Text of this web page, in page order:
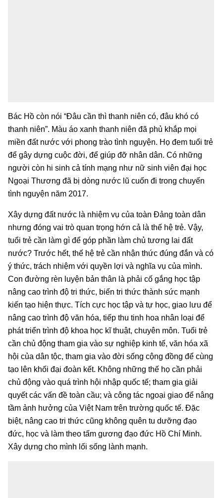
Bác Hồ còn nói “Đâu cần thì thanh niên có, đâu khó có
thanh niên”. Màu áo xanh thanh niên đã phủ khắp mọi
miền đất nước với phong trào tình nguyện. Họ đem tuổi trẻ
để gây dựng cuộc đời, để giúp đỡ nhân dân. Có những
người còn hi sinh cả tính mạng như nữ sinh viên đại học
Ngoại Thương đã bị dòng nước lũ cuốn đi trong chuyến
tình nguyện năm 2017.
Xây dựng đất nước là nhiệm vụ của toàn Đảng toàn dân
nhưng đóng vai trò quan trọng hớn cả là thế hệ trẻ. Vậy,
tuổi trẻ cần làm gì để góp phần làm chủ tương lai đất
nước? Trước hết, thế hệ trẻ cần nhận thức đúng đắn và có
ý thức, trách nhiệm với quyền lợi và nghĩa vụ của mình.
Con đường rèn luyện bản thân là phải cố gắng học tập
nâng cao trình độ tri thức, biến tri thức thành sức mạnh
kiến tạo hiện thực. Tích cực học tập và tự học, giao lưu để
nâng cao trình độ văn hóa, tiếp thu tinh hoa nhân loại để
phát triển trình độ khoa học kĩ thuật, chuyên môn. Tuổi trẻ
cần chủ động tham gia vào sự nghiệp kinh tế, văn hóa xã
hội của dân tộc, tham gia vào đời sống cộng đồng để cùng
tạo lên khối đại đoàn kết. Không những thế họ cần phải
chủ động vào quá trình hội nhập quốc tế; tham gia giải
quyết các vấn đề toàn cầu; và công tác ngoại giao để nâng
tầm ảnh hưởng của Việt Nam trên trường quốc tế. Đặc
biệt, nâng cao tri thức cũng không quên tu dưỡng đạo
đức, học và làm theo tấm gương đạo đức Hồ Chí Minh.
Xây dựng cho mình lối sống lành mạnh.